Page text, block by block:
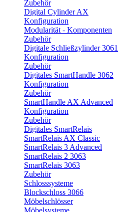
Zubehör
Digital Cylinder AX
Konfiguration
Modularität - Komponenten
Zubehör
Digitale Schließzylinder 3061
Konfiguration
Zubehör
Digitales SmartHandle 3062
Konfiguration
Zubehör
SmartHandle AX Advanced
Konfiguration
Zubehör
Digitales SmartRelais
SmartRelais AX Classic
SmartRelais 3 Advanced
SmartRelais 2 3063
SmartRelais 3063
Zubehör
Schlosssysteme
Blockschloss 3066
Möbelschlösser
Möbelsysteme